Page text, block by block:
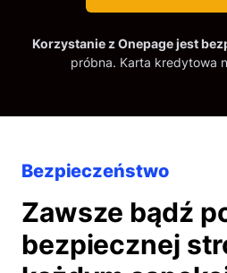
Korzystanie z Onepage jest
próbna. Karta kredytowa
Bezpieczeństwo
Zawsze bądź
bezpiecznej